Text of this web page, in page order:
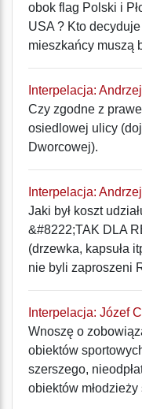
obok flag Polski i
USA ? Kto
mieszkańcy muszą
Interpelacja:
Czy zgodne z
osiedlowej ulicy
Dworcowej).
Interpelacja:
Jaki był koszt
&#8222;TAK DLA
(drzewka, kapsuła
nie byli zaproszeni
Interpelacja: Józef
Wnoszę o
obiektów
szerszego,
obiektów młodzieży